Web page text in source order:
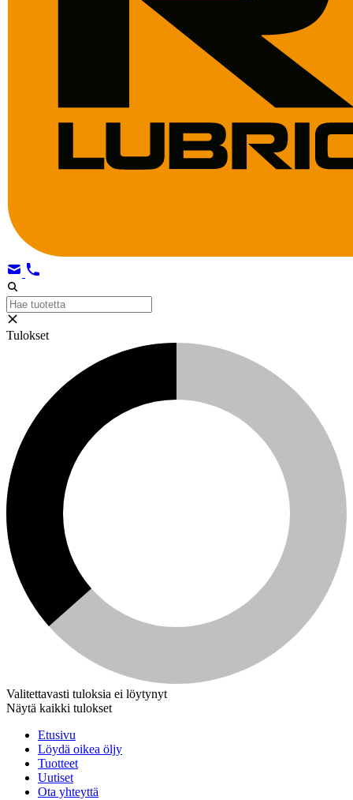
Tulokset
Valitettavasti tuloksia ei löytynyt
Näytä kaikki tulokset
Etusivu
Löydä oikea öljy
Tuotteet
Uutiset
Ota yhteyttä